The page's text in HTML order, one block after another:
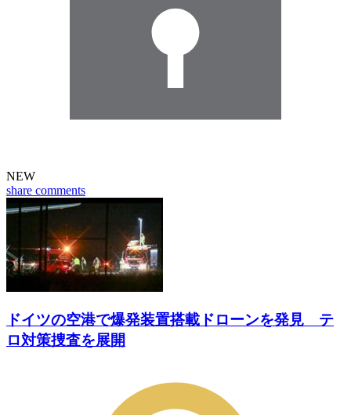
NEW
share comments
ドイツの空港で爆発装置搭載ドローンを発見 テ
ロ対策捜査を展開